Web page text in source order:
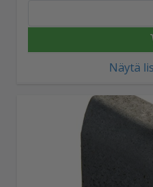
Näytä